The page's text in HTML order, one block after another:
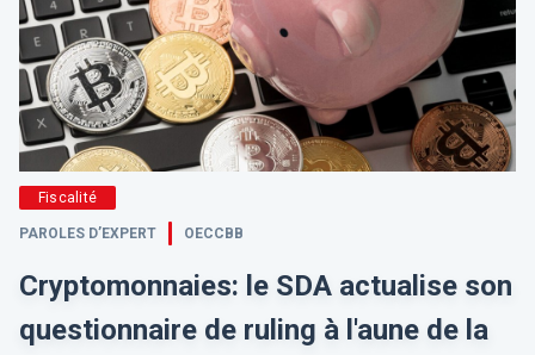
Fiscalité
PAROLES D’EXPERT OECCBB
Cryptomonnaies: le SDA actualise son
questionnaire de ruling à l'aune de la